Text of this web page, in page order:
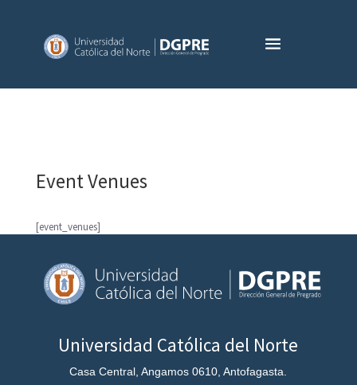
Event Venues
[event_venues]
Universidad Católica del Norte
Casa Central, Angamos 0610, Antofagasta.